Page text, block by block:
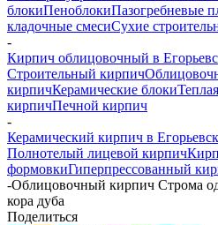
блокиПеноблокиПазогребневые
кладочные смесиСухие
-
Кирпич облицовочный в
Строительный кирпич
кирпичКерамические блоки
кирпичПечной кирпич
-
Керамический кирпич в
Полнотелый лицевой кирпич
формовкиГиперпрессованный
-Облицовочный кирпич Строма
кора дуба
Поделиться